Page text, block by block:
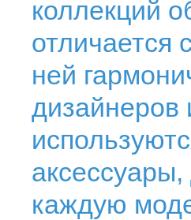
коллекций
отличается
ней
дизайнеров
каждую